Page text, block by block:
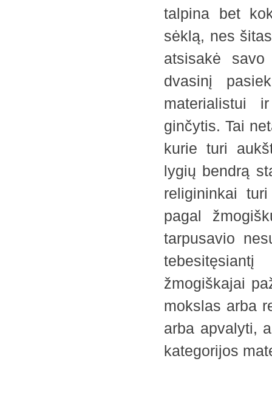
talpina bet
sėklą, nes
atsisakė
dvasinį
materialistui
ginčytis. Tai
kurie turi
lygių bendrą
religininkai
pagal
tarpusavio
žmogiškajai
mokslas arba
arba apvalyti,
kategorijos